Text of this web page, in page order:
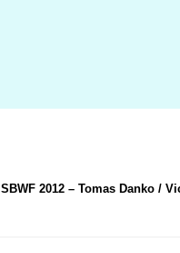
2012 – Tomas Danko /